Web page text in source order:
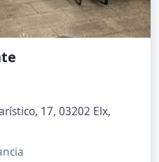
17, 03202 Elx,